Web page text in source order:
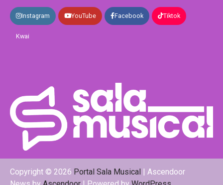
Instagram YouTube Facebook Tiktok
Kwai
Copyright © 2026 Portal Sala Musical | Ascendoor